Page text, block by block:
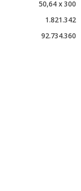
50,64 x 300
1.821.342
92.734.360